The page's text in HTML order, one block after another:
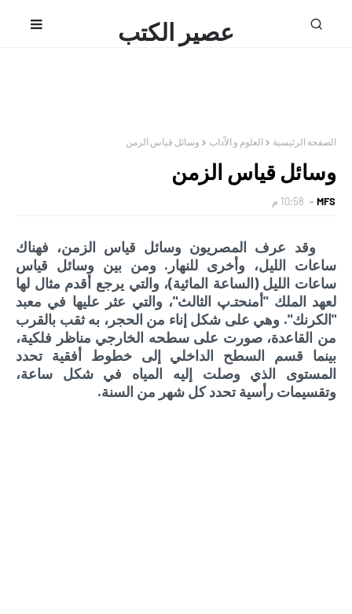
عصير الكتب
الصفحة الرئيسية العلوم و الاّداب وسائل قياس الزمن
وسائل قياس الزمن
MFS 10:58 م
وقد عرف المصريون وسائل قياس الزمن، فهناك
ساعات الليل، وأخرى للنهار. ومن بين وسائل قياس
ساعات الليل (الساعة المائية)، والتي يرجع أقدم مثال لها
لعهد الملك "أمنحتـﭖ الثالث"، والتي عثر عليها في معبد
"الكرنك". وهي على شكل إناء من الحجر، به ثقب بالقرب
من القاعدة، صورت على سطحه الخارجي مناظر فلكية،
بينما قسم السطح الداخلي إلى خطوط أفقية تحدد
المستوى الذي وصلت إليه المياه في شكل ساعة،
وتقسيمات رأسية تحدد كل شهر من السنة.